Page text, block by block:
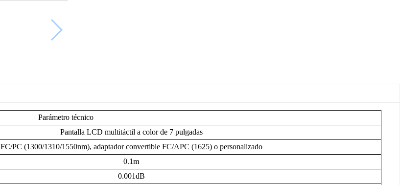
Parámetro técnico
Pantalla LCD multitáctil a color de 7 pulgadas
FC/PC (1300/1310/1550nm), adaptador convertible FC/APC (1625) o personalizado
0.1m
0.001dB